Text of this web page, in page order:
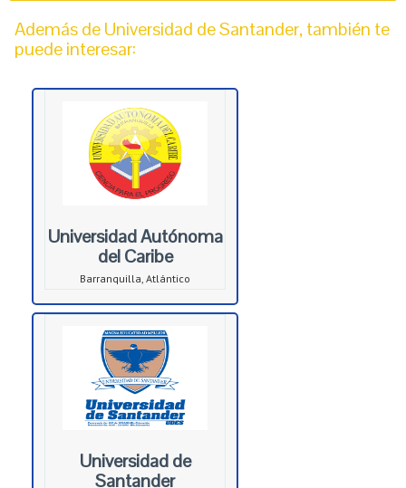
Además de Universidad de Santander, también te
puede interesar:
Universidad Autónoma
del Caribe
Barranquilla, Atlántico
Universidad de
Santander